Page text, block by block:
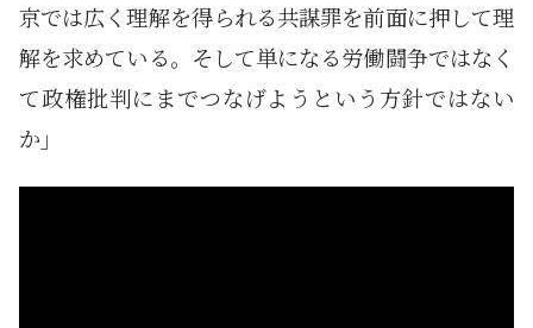
京では広く理解を得られる共謀罪を前面に押して理
解を求めている。そして単になる労働闘争ではなく
て政権批判にまでつなげようという方針ではない
か」